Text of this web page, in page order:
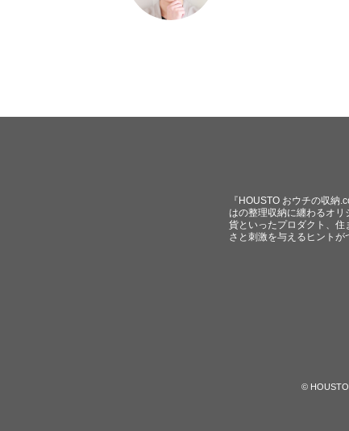
『HOUSTO おウチの収納
はの整理収納に纏わるオ
貨といったプロダクト、
さと刺激を与えるヒントが
© HOUSTO